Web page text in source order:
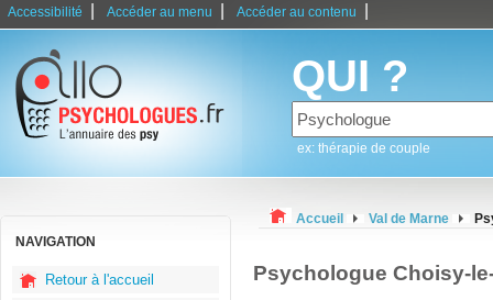
Accessibilité Accéder au menu Accéder au contenu
QUI ?
ex: thérapie de couple
NAVIGATION
Retour à l'accueil
Accueil Val de Marne
Psychologue Choisy-